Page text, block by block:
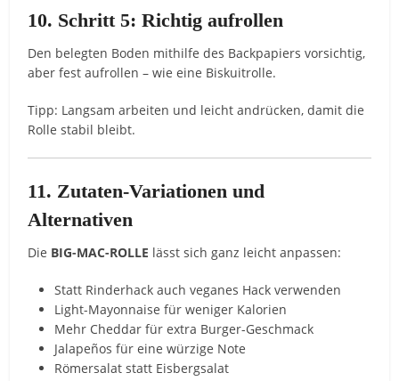
10. Schritt 5: Richtig aufrollen
Den belegten Boden mithilfe des Backpapiers vorsichtig,
aber fest aufrollen – wie eine Biskuitrolle.
Tipp: Langsam arbeiten und leicht andrücken, damit die
Rolle stabil bleibt.
11. Zutaten-Variationen und
Alternativen
Die BIG-MAC-ROLLE lässt sich ganz leicht anpassen:
Statt Rinderhack auch veganes Hack verwenden
Light-Mayonnaise für weniger Kalorien
Mehr Cheddar für extra Burger-Geschmack
Jalapeños für eine würzige Note
Römersalat statt Eisbergsalat